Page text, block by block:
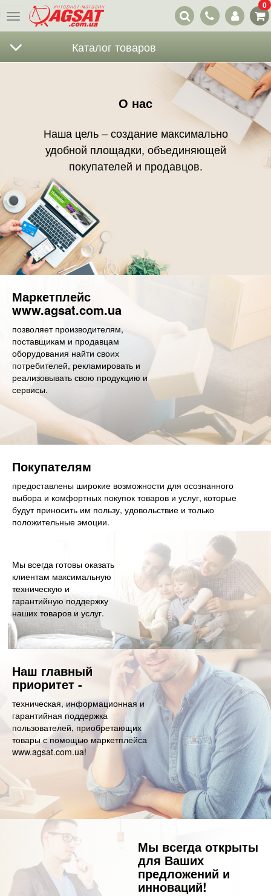
Меню
Наши
контакты
0
Каталог товаров
О нас
Наша цель – создание максимально
удобной площадки, объединяющей
покупателей и продавцов.
Маркетплейс
www.agsat.com.ua
позволяет производителям,
поставщикам и продавцам
оборудования найти своих
потребителей, рекламировать и
реализовывать свою продукцию и
сервисы.
Покупателям
предоставлены широкие возможности для осознанного
выбора и комфортных покупок товаров и услуг, которые
будут приносить им пользу, удовольствие и только
положительные эмоции.
Мы всегда готовы оказать
клиентам максимальную
техническую и
гарантийную поддержку
наших товаров и услуг.
Наш главный
приоритет -
техническая, информационная и
гарантийная поддержка
пользователей, приобретающих
товары с помощью маркетплейса
www.agsat.com.ua!
Мы всегда открыты
для Ваших
предложений и
инноваций!